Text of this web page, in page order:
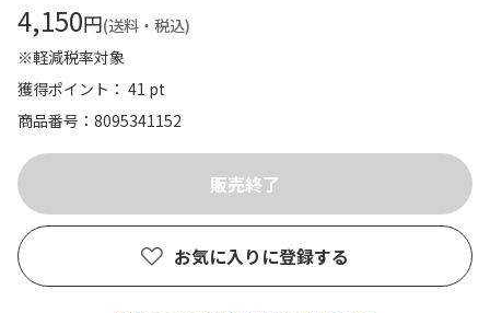
4,150円(送料・税込)
※軽減税率対象
獲得ポイント： 41 pt
商品番号
8095341152
お気に入りに登録する